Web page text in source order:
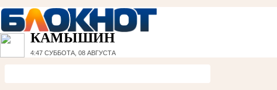
КАМЫШИН
4:47 СУББОТА, 08 АВГУСТА